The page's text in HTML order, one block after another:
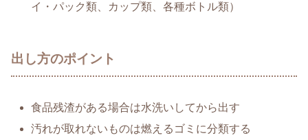
イ・パック類、カップ類、各種ボトル類）
出し方のポイント
食品残渣がある場合は水洗いしてから出す
汚れが取れないものは燃えるゴミに分類する